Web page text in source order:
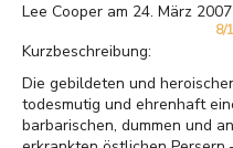
Lee Cooper am 24. März
8/
Kurzbeschreibung:
Die gebildeten und
todesmutig und ehrenhaft
barbarischen, dummen und